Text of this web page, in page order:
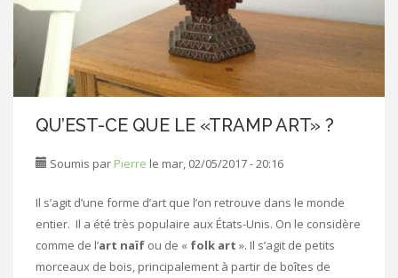
QU’EST-CE QUE LE «TRAMP ART» ?
Soumis par Pierre le mar, 02/05/2017 - 20:16
Il s’agit d’une forme d’art que l’on retrouve dans le monde
entier. Il a été très populaire aux États-Unis. On le considère
comme de l’art naïf ou de « folk art ». Il s’agit de petits
morceaux de bois, principalement à partir de boîtes de